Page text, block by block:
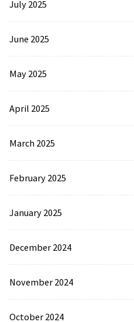
July 2025
June 2025
May 2025
April 2025
March 2025
February 2025
January 2025
December 2024
November 2024
October 2024